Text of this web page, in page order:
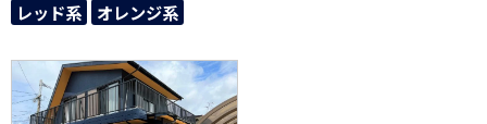
レッド系
オレンジ系